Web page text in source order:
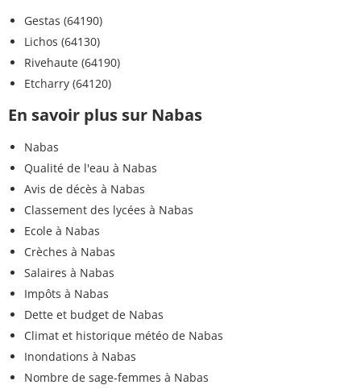
Gestas (64190)
Lichos (64130)
Rivehaute (64190)
Etcharry (64120)
En savoir plus sur Nabas
Nabas
Qualité de l'eau à Nabas
Avis de décès à Nabas
Classement des lycées à Nabas
Ecole à Nabas
Crèches à Nabas
Salaires à Nabas
Impôts à Nabas
Dette et budget de Nabas
Climat et historique météo de Nabas
Inondations à Nabas
Nombre de sage-femmes à Nabas